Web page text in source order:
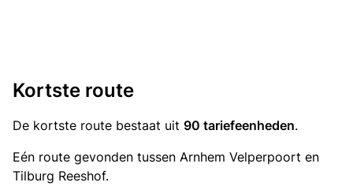
Kortste route
De kortste route bestaat uit 90 tariefeenheden.
Eén route gevonden tussen Arnhem Velperpoort en
Tilburg Reeshof.